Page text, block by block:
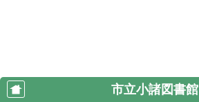
市立小諸図書館